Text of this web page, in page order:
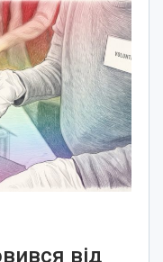
від